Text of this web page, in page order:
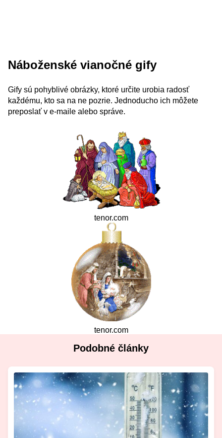
Náboženské vianočné gify
Gify sú pohyblivé obrázky, ktoré určite urobia radosť
každému, kto sa na ne pozrie. Jednoducho ich môžete
preposlať v e-maile alebo správe.
tenor.com
tenor.com
Podobné články